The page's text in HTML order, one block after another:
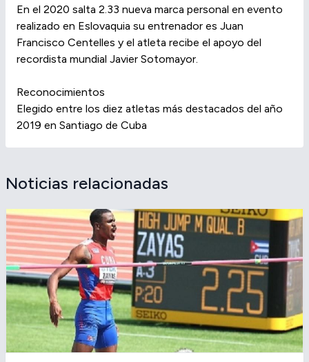
En el 2020 salta 2.33 nueva marca personal en evento
realizado en Eslovaquia su entrenador es Juan
Francisco Centelles y el atleta recibe el apoyo del
recordista mundial Javier Sotomayor.
Reconocimientos
Elegido entre los diez atletas más destacados del año
2019 en Santiago de Cuba
Noticias relacionadas